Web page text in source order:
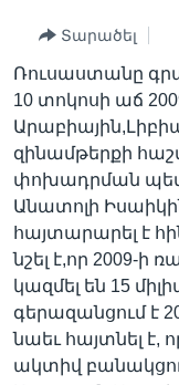
բովանդակություն
ՖԻԼՄԵՐ
IN ENGLISH
ՄԵՐ ՄԱՍԻՆ
ՄԵՐ ՄԱՍԻՆ
«ԱՄԵՐԻԿԱՅԻ
ԿԱՊ ՄԵԶ ՀԵՏ
ՈՒԿՐԱԻՆԱԿԱՆ
Learning English
ՀԵՏԵՒԵՔ ՄԵԶ
Լեզուներ
Տարածել
Ռուսաստանը
10 տոկոսի աճ
զինամթերքի
փոխադրման
Անատոլի
հայտարարել է
նշել է,որ 2009-
կազմել են 15
գերազանցում է
նաեւ հայտնել է,
ակտիվ